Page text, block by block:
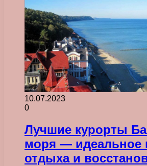
10.07.2023
0
Лучшие курорты
моря — идеальное
отдыха и